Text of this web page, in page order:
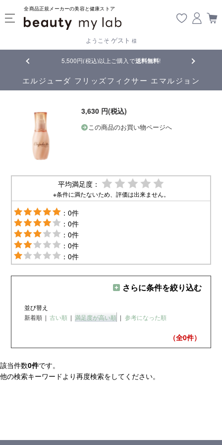
全商品正規メーカーの美容と健康ストア
ようこそ ゲスト 様
5,500円(税込)以上ご購入で送料無料! 【重要】
エルジューダ フリッズフィクサー エマルジョン
3,630 円(税込)
この商品のお買い物ページへ
平均満足度：
※条件に満たないため、評価は出来ません。
：0件
：0件
：0件
：0件
：0件
さらに条件を絞り込む
並び替え
新着順 | 古い順 | 満足度が高い順 | 参考になった順
（全0件）
該当件数0件です。
他の検索キーワードより再度検索をしてください。